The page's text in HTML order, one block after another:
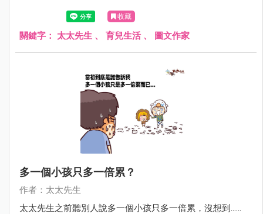
收藏
關鍵字： 太太先生 、 育兒生活、 圖文作家
多一個小孩只多一倍累？
作者：太太先生
太太先生之前聽別人說多一個小孩只多一倍累，沒想到……